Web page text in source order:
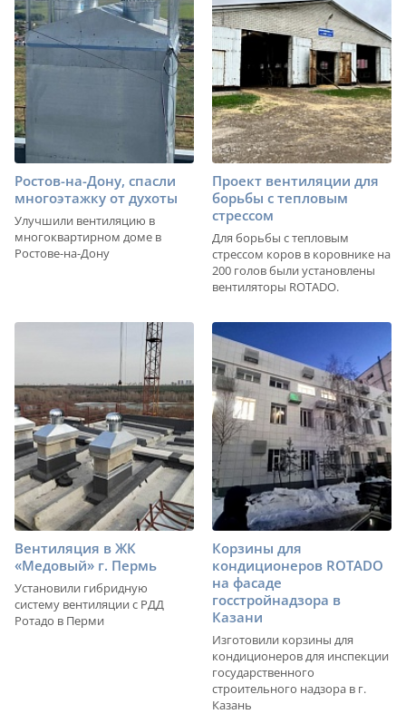
Ростов-на-Дону, спасли
многоэтажку от духоты
Улучшили вентиляцию в
многоквартирном доме в
Ростове-на-Дону
Проект вентиляции для
борьбы с тепловым
стрессом
Для борьбы с тепловым
стрессом коров в коровнике на
200 голов были установлены
вентиляторы ROTADO.
Вентиляция в ЖК
«Медовый» г. Пермь
Установили гибридную
систему вентиляции с РДД
Ротадо в Перми
Корзины для
кондиционеров ROTADO
на фасаде
госстройнадзора в
Казани
Изготовили корзины для
кондиционеров для инспекции
государственного
строительного надзора в г.
Казань